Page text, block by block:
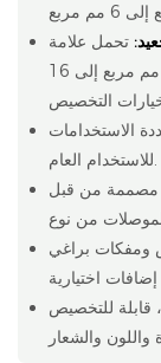
تحمل علامة NSPV التجارية، وتقدم مجموعة
متنوعة من القوالب القابلة للتبديل للتجعيد من 1.5 مم مربع إلى 16
الاستخدامات
للاستخدام العام.
مصممة من قبل NSPV، تناسب جميع أنواع
ومفكات براغي
للتخصيص